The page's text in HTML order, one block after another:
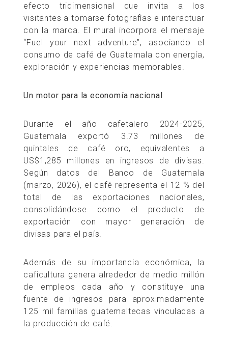
efecto tridimensional que invita a los
visitantes a tomarse fotografías e interactuar
con la marca. El mural incorpora el mensaje
“Fuel your next adventure”, asociando el
consumo de café de Guatemala con energía,
exploración y experiencias memorables.
Un motor para la economía nacional
Durante el año cafetalero 2024-2025,
Guatemala exportó 3.73 millones de
quintales de café oro, equivalentes a
US$1,285 millones en ingresos de divisas.
Según datos del Banco de Guatemala
(marzo, 2026), el café representa el 12 % del
total de las exportaciones nacionales,
consolidándose como el producto de
exportación con mayor generación de
divisas para el país.
Además de su importancia económica, la
caficultura genera alrededor de medio millón
de empleos cada año y constituye una
fuente de ingresos para aproximadamente
125 mil familias guatemaltecas vinculadas a
la producción de café.